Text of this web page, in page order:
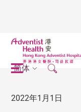
简体
2022年1月1日